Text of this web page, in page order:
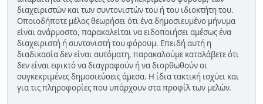
διαχειριστών και των συντονιστών του ή του ιδιοκτήτη του.
Οποιοδήποτε μέλος θεωρήσει ότι ένα δημοσιευμένο μήνυμα
είναι ανάρμοστο, παρακαλείται να ειδοποιήσει αμέσως ένα
διαχειριστή ή συντονιστή του φόρουμ. Επειδή αυτή η
διαδικασία δεν είναι αυτόματη, παρακαλούμε καταλάβετε ότι
δεν είναι εφικτό να διαγραφούν ή να διορθωθούν οι
συγκεκριμένες δημοσιεύσεις άμεσα. Η ίδια τακτική ισχύει και
για τις πληροφορίες που υπάρχουν στα προφίλ των μελών.